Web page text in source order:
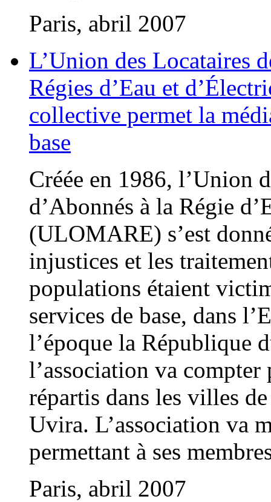
Paris, abril 2007
L’Union des Locataires
Régies d’Eau et
collective permet la
base
Créée en 1986, l’Union
d’Abonnés à la Régie
(ULOMARE) s’est
injustices et les
populations étaient
services de base, dans
l’époque la République
l’association va
répartis dans les villes
Uvira. L’association va
permettant à ses
Paris, abril 2007